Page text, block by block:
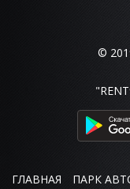
©
ГЛАВНАЯ ПАРК